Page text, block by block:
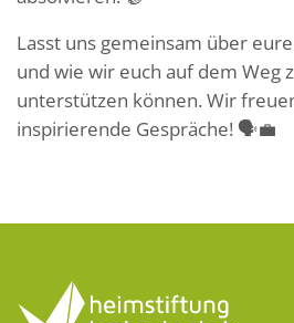
Lasst uns gemeinsam über
und wie wir euch auf dem Weg
unterstützen können. Wir
inspirierende Gespräche! 🗣️💼